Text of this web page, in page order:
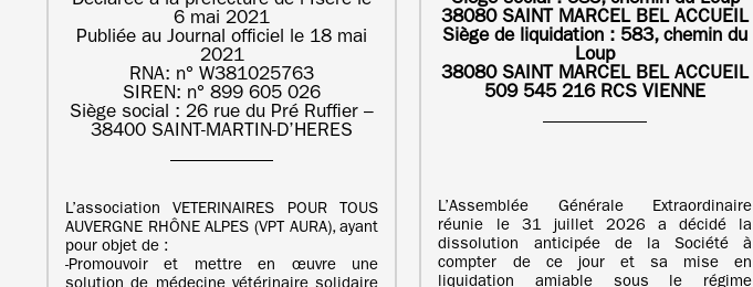
6 mai 2021
Publiée au Journal officiel le 18 mai
2021
RNA: n° W381025763
SIREN: n° 899 605 026
Siège social : 26 rue du Pré Ruffier –
38400 SAINT-MARTIN-D’HERES
L’association VETERINAIRES POUR TOUS
AUVERGNE RHÔNE ALPES (VPT AURA), ayant
pour objet de :
‐Promouvoir et mettre en œuvre une
38080 SAINT MARCEL BEL ACCUEIL
Siège de liquidation : 583, chemin du
Loup
38080 SAINT MARCEL BEL ACCUEIL
509 545 216 RCS VIENNE
L’Assemblée Générale Extraordinaire
réunie le 31 juillet 2026 a décidé la
dissolution anticipée de la Société à
compter de ce jour et sa mise en
liquidation amiable sous le régime